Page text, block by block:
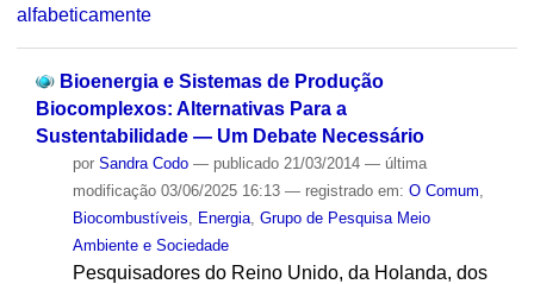
alfabeticamente
Bioenergia e Sistemas de Produção
Biocomplexos: Alternativas Para a
Sustentabilidade — Um Debate Necessário
por Sandra Codo — publicado21/03/2014 — última
modificação03/06/2025 16:13 — registrado em: O Comum
Biocombustíveis
Energia, Grupo de Pesquisa Meio
Ambiente e Sociedade
Pesquisadores do Reino Unido, da Holanda, dos